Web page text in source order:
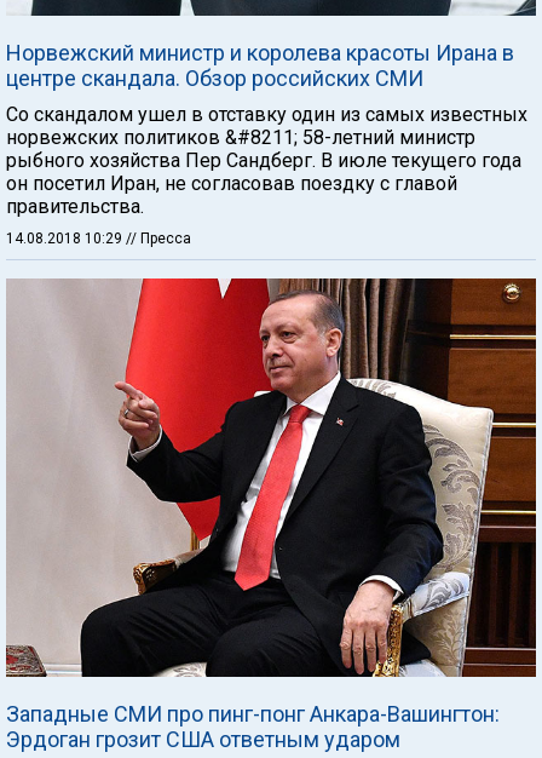
Норвежский министр и королева красоты Ирана в
центре скандала. Обзор российских СМИ
Со скандалом ушел в отставку один из самых известных
норвежских политиков &#8211; 58-летний министр
рыбного хозяйства Пер Сандберг. В июле текущего года
он посетил Иран, не согласовав поездку с главой
правительства.
14.08.2018 10:29 // Пресса
Западные СМИ про пинг-понг Анкара-Вашингтон:
Эрдоган грозит США ответным ударом